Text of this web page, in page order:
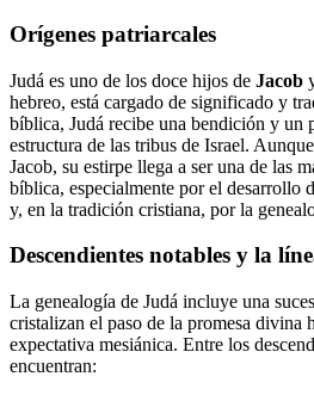
Orígenes patriarcales
Judá es uno de los doce hijos de Jacob
hebreo, está cargado de significado y
bíblica, Judá recibe una bendición y un
estructura de las tribus de Israel.
Jacob, su estirpe llega a ser una de las
bíblica, especialmente por el desarrollo
y, en la tradición cristiana, por la
Descendientes notables y la
La genealogía de Judá incluye una
cristalizan el paso de la promesa divina
expectativa mesiánica. Entre los
encuentran: